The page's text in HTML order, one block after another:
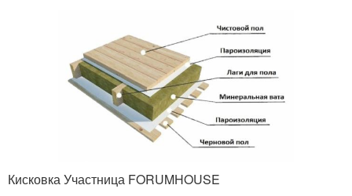
Кисковка Участница FORUMHOUSE